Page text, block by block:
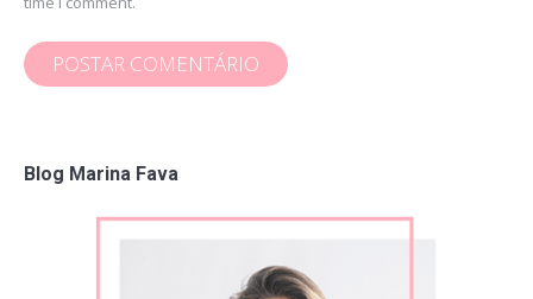
POSTAR COMENTÁRIO
Blog Marina Fava